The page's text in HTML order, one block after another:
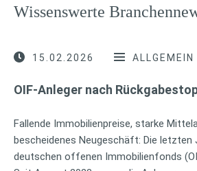
Wissenswerte
15.02.2026 ALLGEMEIN
OIF-Anleger nach
Fallende Immobilienpreise, starke
bescheidenes Neugeschäft: Die letzten
deutschen offenen Immobilienfonds